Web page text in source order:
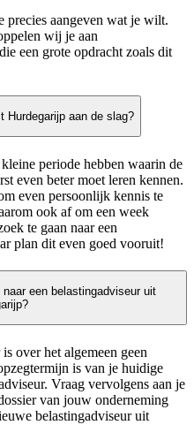
precies aangeven wat je wilt.
wij je aan
een grote opdracht zoals dit
Hurdegarijp aan de slag?
periode hebben waarin de
even beter moet leren kennen.
even persoonlijk kennis te
ook af om een week
te gaan naar een
plan dit even goed vooruit!
een belastingadviseur uit
over het algemeen geen
is van je huidige
Vraag vervolgens aan je
van jouw onderneming
belastingadviseur uit